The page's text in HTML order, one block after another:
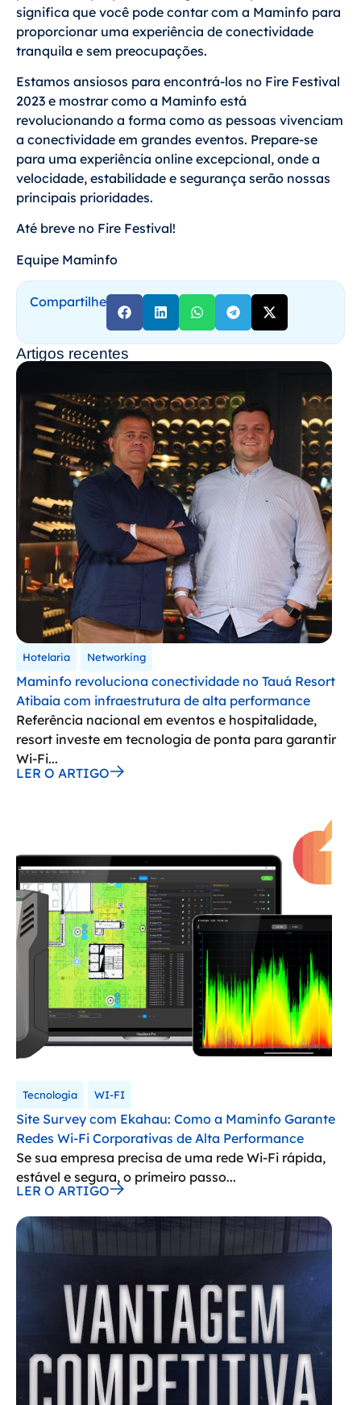
Artigos recentes
Hotelaria Networking
Maminfo revoluciona conectividade no Tauá Resort
Atibaia com infraestrutura de alta performance
Referência nacional em eventos e hospitalidade,
resort investe em tecnologia de ponta para garantir
Wi-Fi...
LER O ARTIGO
Tecnologia WI-FI
Site Survey com Ekahau: Como a Maminfo Garante
Redes Wi-Fi Corporativas de Alta Performance
Se sua empresa precisa de uma rede Wi-Fi rápida,
estável e segura, o primeiro passo...
LER O ARTIGO
significa que você pode contar com a Maminfo para
proporcionar uma experiência de conectividade
tranquila e sem preocupações.
Estamos ansiosos para encontrá-los no Fire Festival
2023 e mostrar como a Maminfo está
revolucionando a forma como as pessoas vivenciam
a conectividade em grandes eventos. Prepare-se
para uma experiência online excepcional, onde a
velocidade, estabilidade e segurança serão nossas
principais prioridades.
Até breve no Fire Festival!
Equipe Maminfo
Compartilhe